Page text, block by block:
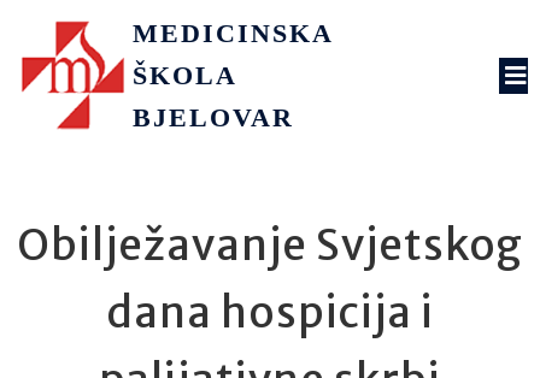
MEDICINSKA
ŠKOLA
BJELOVAR
Obilježavanje Svjetskog
dana hospicija i